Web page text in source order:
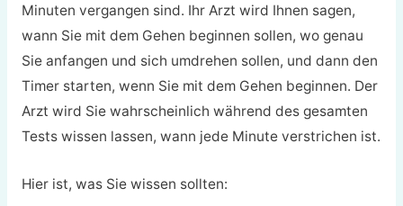
Minuten vergangen sind. Ihr Arzt wird Ihnen sagen,
wann Sie mit dem Gehen beginnen sollen, wo genau
Sie anfangen und sich umdrehen sollen, und dann den
Timer starten, wenn Sie mit dem Gehen beginnen. Der
Arzt wird Sie wahrscheinlich während des gesamten
Tests wissen lassen, wann jede Minute verstrichen ist.
Hier ist, was Sie wissen sollten: